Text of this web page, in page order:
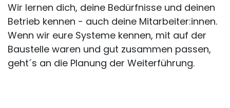
Wir lernen dich, deine Bedürfnisse und deinen
Betrieb kennen - auch deine Mitarbeiter:innen.
Wenn wir eure Systeme kennen, mit auf der
Baustelle waren und gut zusammen passen,
geht´s an die Planung der Weiterführung.